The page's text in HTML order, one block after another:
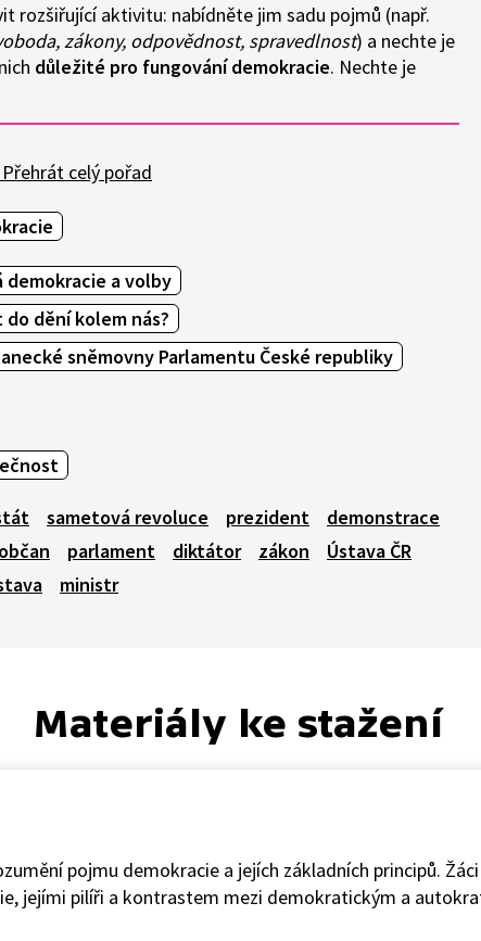
rozšiřující aktivitu: nabídněte jim sadu pojmů (např.
zákony, odpovědnost, spravedlnost) a nechte je
důležité pro fungování demokracie. Nechte je
Přehrát celý pořad
a volby
dění kolem nás?
sněmovny Parlamentu České republiky
sametová revoluce prezident
demonstrace
občan parlament diktátor zákon
Ústava ČR
ministr
Materiály ke stažení
pojmu demokracie a jejích základních principů.
jejími pilíři a kontrastem mezi demokratickým a